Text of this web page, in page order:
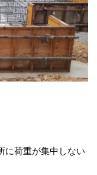
に荷重が集中しない